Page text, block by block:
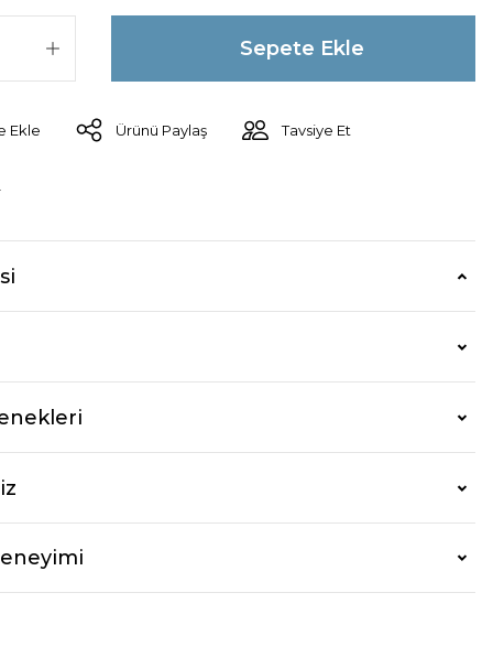
Sepete Ekle
Ürünü Paylaş Tavsiye Et